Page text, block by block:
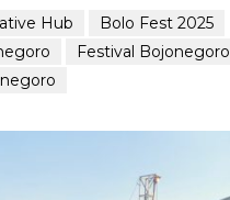
Hub
Bolo Fest 2025
Festival Bojonegoro